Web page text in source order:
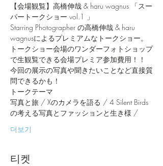
【会場観覧】高橋伸哉 & haru wagnus 「スー
パートークショー vol.1 」
Starring Photographer の高橋伸哉 & haru
wagnusによるプレミアムなトークショー。
トークショー会場のワンダーフォトショップ
で生観覧できる会場プレミア参加費用！！
今回の展示の写真や聞きたいことなど直接質
問できるかも！
トークテーマ
写真と旅 / Xのカメラを語る / 4 Silent Birds
の考える写真とファッションと生き様 /
더보기
티켓